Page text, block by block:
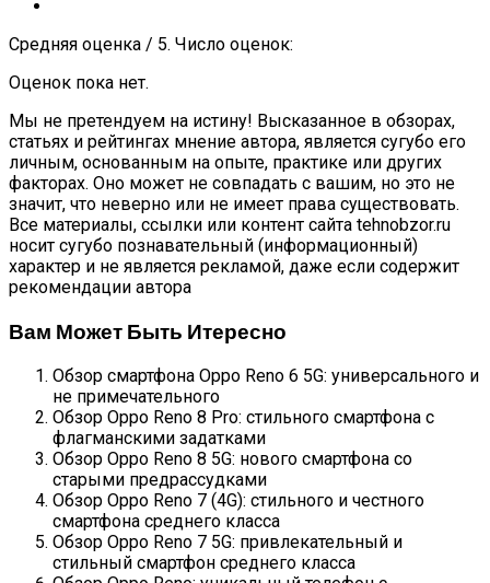
Средняя оценка / 5. Число оценок:
Оценок пока нет.
Мы не претендуем на истину! Высказанное в обзорах,
статьях и рейтингах мнение автора, является сугубо его
личным, основанным на опыте, практике или других
факторах. Оно может не совпадать с вашим, но это не
значит, что неверно или не имеет права существовать.
Все материалы, ссылки или контент сайта tehnobzor.ru
носит сугубо познавательный (информационный)
характер и не является рекламой, даже если содержит
рекомендации автора
Вам Может Быть Итересно
Обзор смартфона Oppo Reno 6 5G: универсального и
не примечательного
Обзор Oppo Reno 8 Pro: стильного смартфона с
флагманскими задатками
Обзор Oppo Reno 8 5G: нового смартфона со
старыми предрассудками
Обзор Oppo Reno 7 (4G): стильного и честного
смартфона среднего класса
Обзор Oppo Reno 7 5G: привлекательный и
стильный смартфон среднего класса